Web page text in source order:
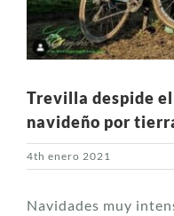
Trevilla despide
navideño por
4th enero 2021
Navidades muy